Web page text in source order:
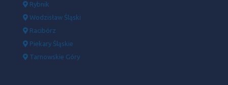
Rybnik
Wodzisław Śląski
Racibórz
Piekary Śląskie
Tarnowskie Góry